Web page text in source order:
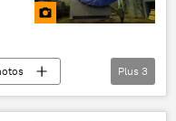
Plus 3